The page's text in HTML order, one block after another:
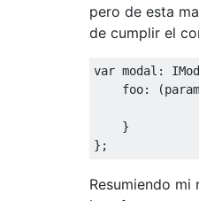
pero de esta
de cumplir el
var modal :
    foo
: (param
}
};
Resumiendo mi